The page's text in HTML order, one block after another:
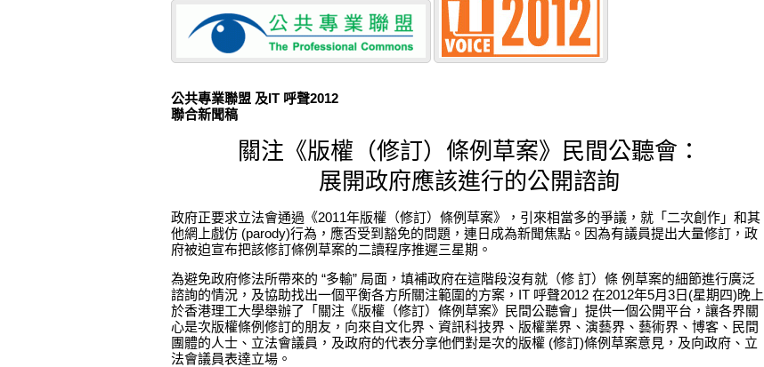
公共專業聯盟 及IT 呼聲2012
聯合新聞稿
關注《版權（修訂）條例草案》民間公聽會：
展開政府應該進行的公開諮詢
政府正要求立法會通過《2011年版權（修訂）條例草案》，引來相當多的爭議，就「二次創作」和其
他網上戲仿 (parody)行為，應否受到豁免的問題，連日成為新聞焦點。因為有議員提出大量修訂，政
府被迫宣布把該修訂條例草案的二讀程序推遲三星期。
為避免政府修法所帶來的 “多輸” 局面，填補政府在這階段沒有就（修 訂）條 例草案的細節進行廣泛
諮詢的情況，及協助找出一個平衡各方所關注範圍的方案，IT 呼聲2012 在2012年5月3日(星期四)晚上
於香港理工大學舉辦了「關注《版權（修訂）條例草案》民間公聽會」提供一個公開平台，讓各界關
心是次版權條例修訂的朋友，向來自文化界、資訊科技界、版權業界、演藝界、藝術界、博客、民間
團體的人士、立法會議員，及政府的代表分享他們對是次的版權 (修訂)條例草案意見，及向政府、立
法會議員表達立場。